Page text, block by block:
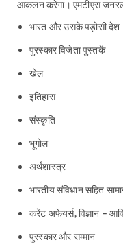
आकलन करेगा। एमटीएस
भारत और उसके पड़ोसी देश
पुरस्कार विजेता पुस्तकें
खेल
इतिहास
संस्कृति
भूगोल
अर्थशास्त्र
भारतीय संविधान सहित
करेंट अफेयर्स, विज्ञान –
पुरस्कार और सम्मान